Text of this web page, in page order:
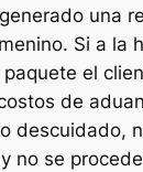
una
Si a la
el
de
descuidado,
no se